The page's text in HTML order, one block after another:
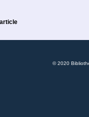
© 2020